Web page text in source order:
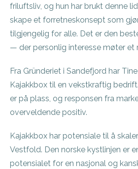
friluftsliv, og hun har brukt denne
skape et forretneskonsept som
tilgjengelig for alle. Det er den
— der personlig interesse møter et
Fra Gründeriet i Sandefjord har
Kajakkbox til en vekstkraftig
er på plass, og responsen fra
overveldende positiv.
Kajakkbox har potensiale til å
Vestfold. Den norske kystlinjen er
potensialet for en nasjonal og